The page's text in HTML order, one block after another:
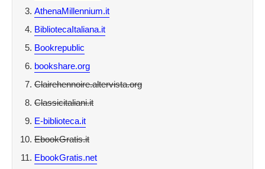
AthenaMillennium.it
BibliotecaItaliana.it
Bookrepublic
bookshare.org
Clairehennoire.altervista.org
Classicitaliani.it
E-biblioteca.it
EbookGratis.it
EbookGratis.net